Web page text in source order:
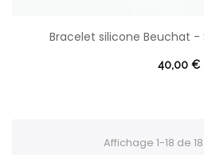
Bracelet silicone Beuchat -
40,00 €
Affichage 1-18 de